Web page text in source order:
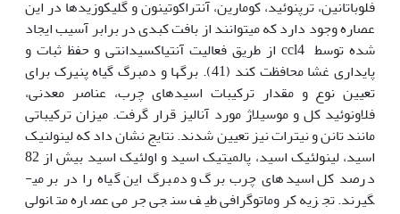
فلوباتانین، ترپنوئید، کومارین، آنتراکوتینون و گلیکوزیدها در این
عصاره وجود دارد که می­توانند از بافت کبدی در برابر آسیب ایجاد
شده توسط ccl4 از طریق فعالیت آنتی­اکسیدانتی و حفظ ثبات و
پایداری غشا محافظت کند (41). برگ­ها و دمبرگ گیاه پنیرک برای
تعیین نوع و مقدار ترکیبات اسیدهای چرب، عناصر معدنی،
فلاونوئید کل و موسیلاژ مورد آنالیز قرار گرفت. میزان ترکیباتی
مانند تانن و نیترات نیز تعیین شدند. نتایج نشان داد که لینولنیک
اسید، لینولئیک اسید، پالمیتیک اسید و اولئیک اسید بیش از 82
درصد کل اسیدهای چرب برگ و دمبرگ این گیاه را در بر می­
گیرند. تجزیه کروماتوگرافی طیف سنجی جرمی عصاره متانولی